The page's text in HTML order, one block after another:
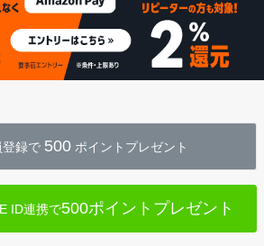
ップ
登録で 500 ポイントプレゼント
ID連携で500ポイントプレゼント